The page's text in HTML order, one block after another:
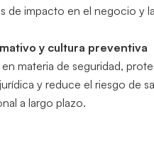
de impacto en el negocio
y cultura preventiva
materia de seguridad,
y reduce el riesgo de
a largo plazo.